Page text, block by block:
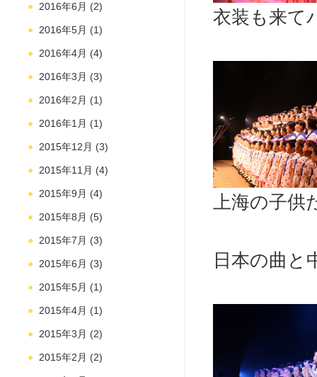
衣装も来て
上海の子供
日本の曲と
2016年6月 (2)
2016年5月 (1)
2016年4月 (4)
2016年3月 (3)
2016年2月 (1)
2016年1月 (1)
2015年12月 (3)
2015年11月 (4)
2015年9月 (4)
2015年8月 (5)
2015年7月 (3)
2015年6月 (3)
2015年5月 (1)
2015年4月 (1)
2015年3月 (2)
2015年2月 (2)